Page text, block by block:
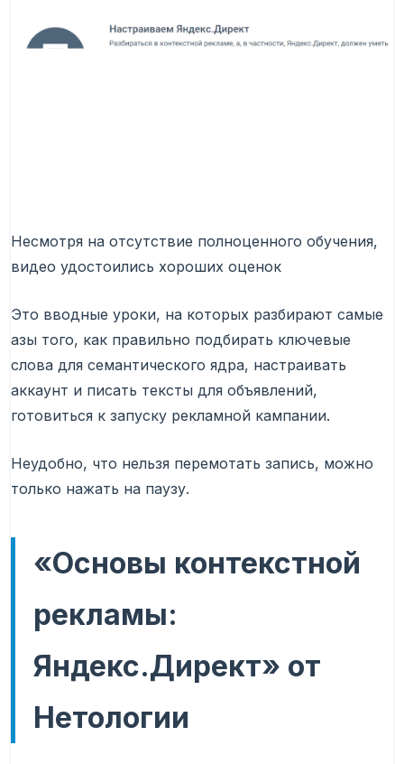
Несмотря на отсутствие полноценного обучения,
видео удостоились хороших оценок
Это вводные уроки, на которых разбирают самые
азы того, как правильно подбирать ключевые
слова для семантического ядра, настраивать
аккаунт и писать тексты для объявлений,
готовиться к запуску рекламной кампании.
Неудобно, что нельзя перемотать запись, можно
только нажать на паузу.
«Основы контекстной
рекламы:
Яндекс.Директ» от
Нетологии